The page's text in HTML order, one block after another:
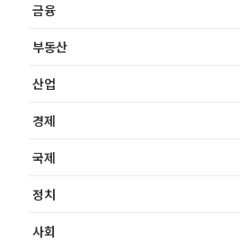
금융
부동산
산업
경제
국제
정치
사회